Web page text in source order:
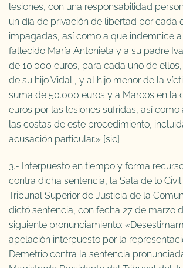
lesiones, con una responsabilidad
un día de privación de libertad por cada
impagadas, así como a que indemnice
fallecido María Antonieta y a su padre
de 10.000 euros, para cada uno de
de su hijo Vidal , y al hijo menor de la
suma de 50.000 euros y a Marcos en la
euros por las lesiones sufridas, así como
las costas de este procedimiento,
acusación particular.» [sic]
3.- Interpuesto en tiempo y forma
contra dicha sentencia, la Sala de lo
Tribunal Superior de Justicia de la
dictó sentencia, con fecha 27 de marzo
siguiente pronunciamiento:
apelación interpuesto por la
Demetrio contra la sentencia